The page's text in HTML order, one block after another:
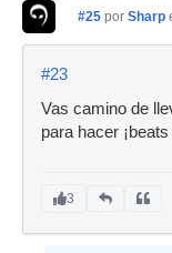
#25 por Sharp
#23
Vas camino de
para hacer
3